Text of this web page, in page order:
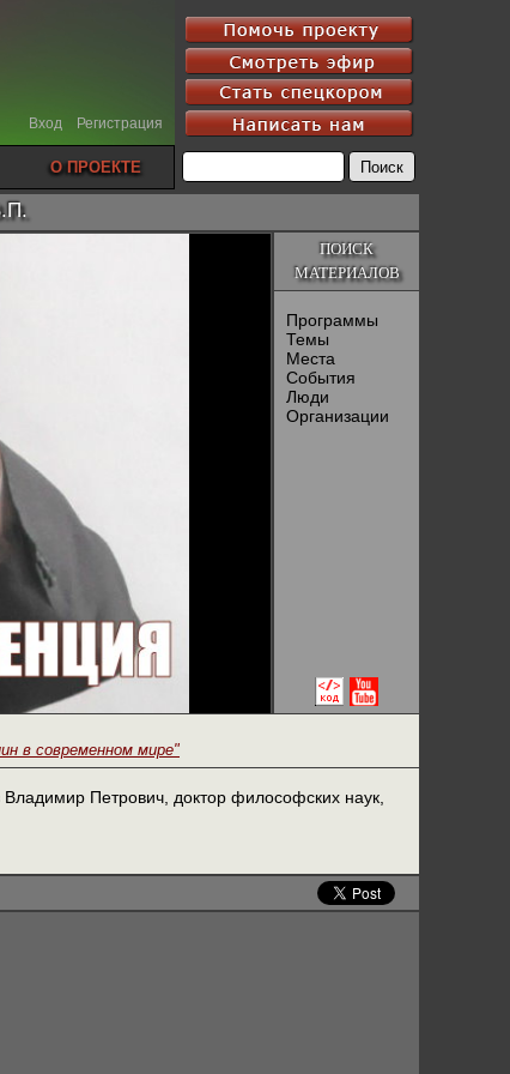
Вход Регистрация
О ПРОЕКТЕ
ПОИСК
МАТЕРИАЛОВ
Программы
Темы
Места
События
Люди
Организации
в современном мире"
Петрович, доктор философских наук,